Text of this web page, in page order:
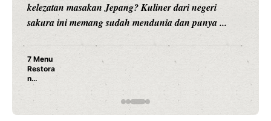
hiburan, Nunung Srimulat dan Vicky Prasetyo, kini
merambah dunia kuliner dengan ...
Nunung Srimulat & Vicky Prasetyo Buka Restoran
Rahasia Mami Bikin Nagih!